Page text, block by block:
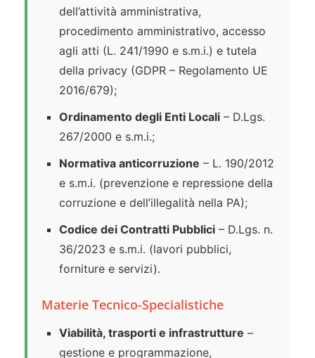
dell’attività amministrativa,
procedimento amministrativo, accesso
agli atti (L. 241/1990 e s.m.i.) e tutela
della privacy (GDPR – Regolamento UE
2016/679);
Ordinamento degli Enti Locali – D.Lgs.
267/2000 e s.m.i.;
Normativa anticorruzione – L. 190/2012
e s.m.i. (prevenzione e repressione della
corruzione e dell’illegalità nella PA);
Codice dei Contratti Pubblici – D.Lgs. n.
36/2023 e s.m.i. (lavori pubblici,
forniture e servizi).
Materie Tecnico-Specialistiche
Viabilità, trasporti e infrastrutture –
gestione e programmazione,